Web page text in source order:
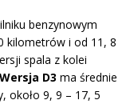
benzynowym
kilometrów i od 11, 8
spala z kolei
D3 ma średnie
około 9, 9 – 17, 5